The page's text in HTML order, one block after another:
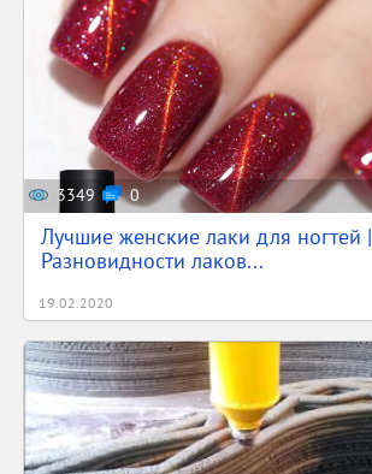
3349 0
Лучшие женские лаки для ногтей |
Разновидности лаков...
19.02.2020